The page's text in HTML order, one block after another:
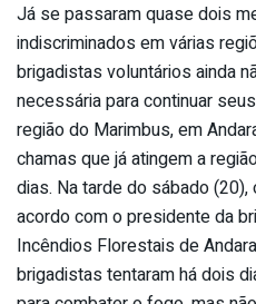
Já se passaram quase dois
indiscriminados em várias
brigadistas voluntários ainda
necessária para continuar
região do Marimbus, em
chamas que já atingem a
dias. Na tarde do sábado
acordo com o presidente da
Incêndios Florestais de
brigadistas tentaram há dois